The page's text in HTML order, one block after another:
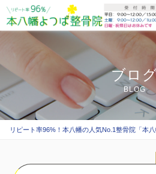
ブロ
BLOG
リピート率96%！本八幡の人気No.1整骨院「本八